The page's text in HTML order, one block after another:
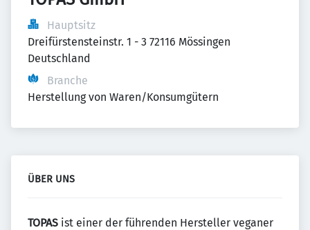
Hauptsitz
Dreifürstensteinstr. 1 - 3 72116 Mössingen
Deutschland
Branche
Herstellung von Waren/Konsumgütern
ÜBER UNS
TOPAS ist einer der führenden Hersteller veganer